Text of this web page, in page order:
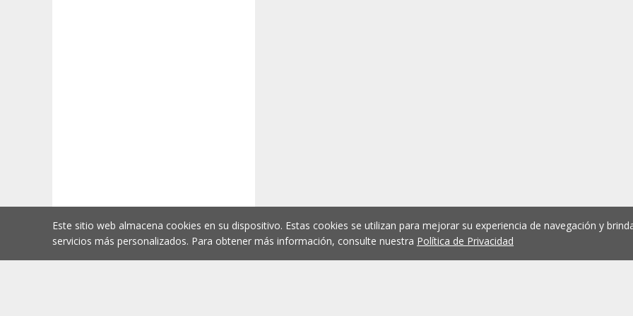
Este sitio web almacena cookies en su dispositivo. Estas cookies se utilizan para mejorar su experiencia de navegación y
servicios más personalizados. Para obtener más información, consulte nuestra Política de Privacidad